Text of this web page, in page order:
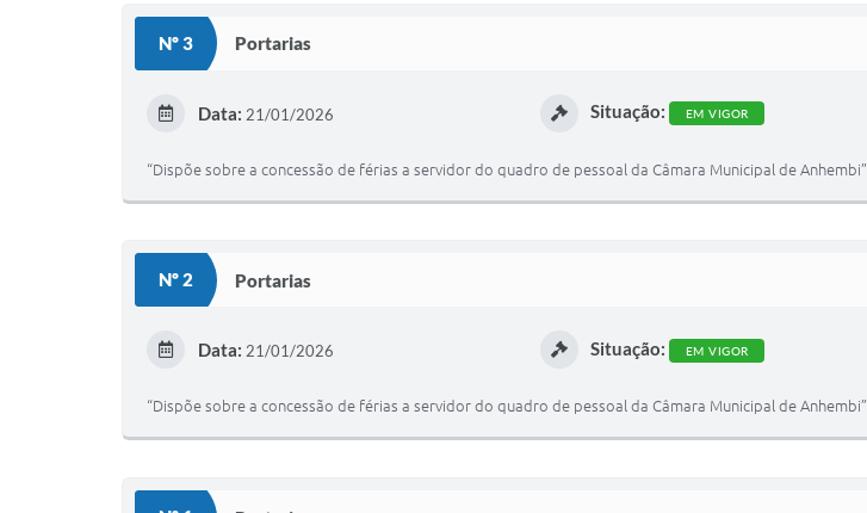
Nº 3 Portarias
Data: 21/01/2026 Situação: EM VIGOR
“Dispõe sobre a concessão de férias a servidor do quadro de pessoal da Câmara Municipal de Anhembi”.
Nº 2 Portarias
Data: 21/01/2026 Situação: EM VIGOR
“Dispõe sobre a concessão de férias a servidor do quadro de pessoal da Câmara Municipal de Anhembi”.